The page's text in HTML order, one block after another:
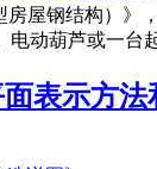
屋钢结构）
动葫芦或一
表示方法